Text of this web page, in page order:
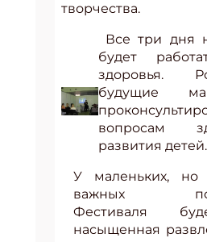
творчества.
Все три дня
будет
здоровья.
будущие
вопросам
развития детей.
У маленьких,
важных
Фестиваля
насыщенная